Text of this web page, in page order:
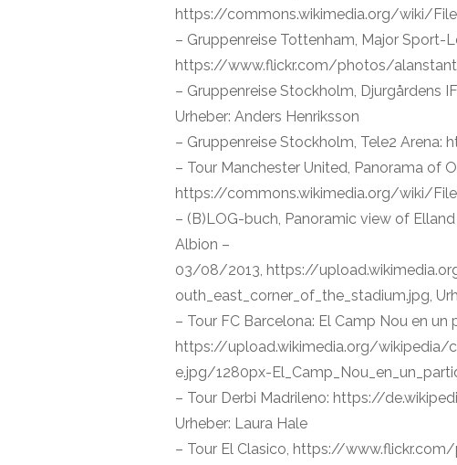
https://commons.wikimedia.org/wiki/
– Gruppenreise Tottenham, Major Sport-
https://www.flickr.com/photos/
– Gruppenreise Stockholm, Djurgårdens
Urheber: Anders Henriksson
– Gruppenreise Stockholm, Tele2
– Tour Manchester United, Panorama of
https://commons.wikimedia.org/wiki/
– (B)LOG-buch, Panoramic view of
Albion –
03/08/2013, https://
outh_east_corner_of_the_stadium.jpg,
– Tour FC Barcelona: El Camp Nou en
https://upload.wikimedia.org/wikipedia/
e.jpg/1280px-
– Tour Derbi Madrileno: https://
Urheber: Laura Hale
– Tour El Clasico, https://